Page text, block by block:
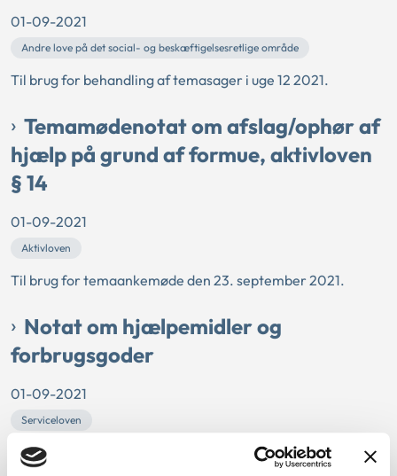
01-09-2021
Andre love på det social- og beskæftigelsesretlige område
Til brug for behandling af temasager i uge 12 2021.
Temamødenotat om afslag/ophør af
hjælp på grund af formue, aktivloven
§ 14
01-09-2021
Aktivloven
Til brug for temaankemøde den 23. september 2021.
Notat om hjælpemidler og
forbrugsgoder
01-09-2021
Serviceloven
Til brug for temamøde i uge 37 2021.